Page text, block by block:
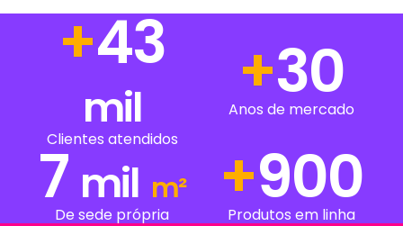
+43
mil
Clientes atendidos
+30
Anos de mercado
7 mil m²
De sede própria +900
Produtos em linha